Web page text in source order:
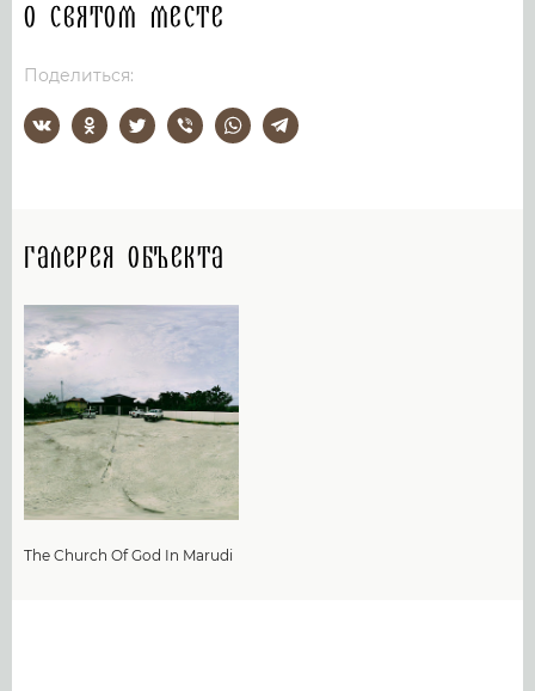
О святом месте
Поделиться:
Галерея объекта
The Church Of God In Marudi